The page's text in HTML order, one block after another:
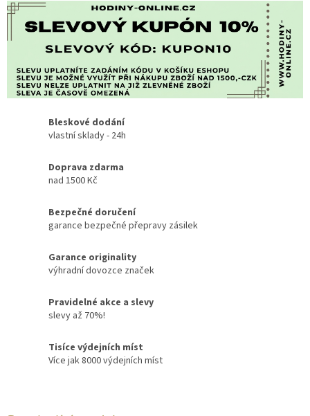
Bleskové dodání
vlastní sklady - 24h
Doprava zdarma
nad 1500 Kč
Bezpečné doručení
garance bezpečné přepravy zásilek
Garance originality
výhradní dovozce značek
Pravidelné akce a slevy
slevy až 70%!
Tisíce výdejních míst
Více jak 8000 výdejních míst